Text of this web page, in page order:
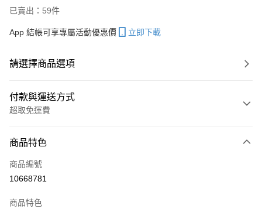
已賣出：59件
App 結帳可享專屬活動優惠價 立即下載
請選擇商品選項
付款與運送方式
超取免運費
信用卡一次付款
超商取貨付款
商品特色
商品編號
10668781
商品特色